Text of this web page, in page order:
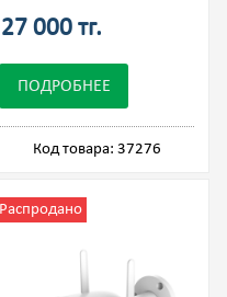
27 000 тг.
ПОДРОБНЕЕ
Код товара: 37276
Распродано